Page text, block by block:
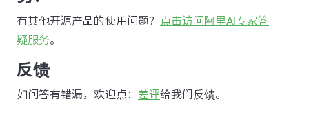
有其他开源产品的使用问题？
点击访问阿里AI专家答
疑服务。
反馈
如问答有错漏，欢迎点： 差评给我们反馈。